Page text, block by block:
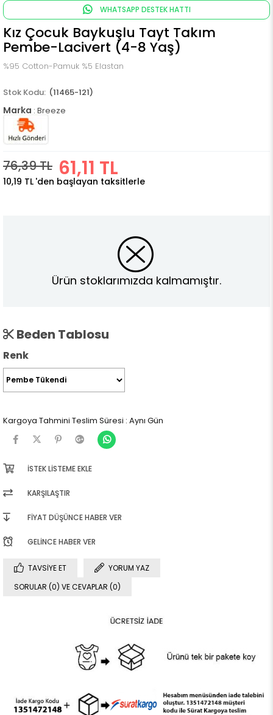
WHATSAPP DESTEK HATTI
Kız Çocuk Baykuşlu Tayt Takım
Pembe-Lacivert (4-8 Yaş)
%95 Cotton-Pamuk %5 Elastan
(11465-121)
Marka : Breeze
76,39 TL 61,11 TL
10,19 TL 'den başlayan taksitlerle
Ürün stoklarımızda kalmamıştır.
Beden Tablosu
Renk
Kargoya Tahmini Teslim Süresi : Aynı Gün
İSTEK LISTEME EKLE
KARŞILAŞTIR
FIYAT DÜŞÜNCE HABER VER
GELINCE HABER VER
TAVSIYE ET
YORUM YAZ
SORULAR (0) VE CEVAPLAR (0)